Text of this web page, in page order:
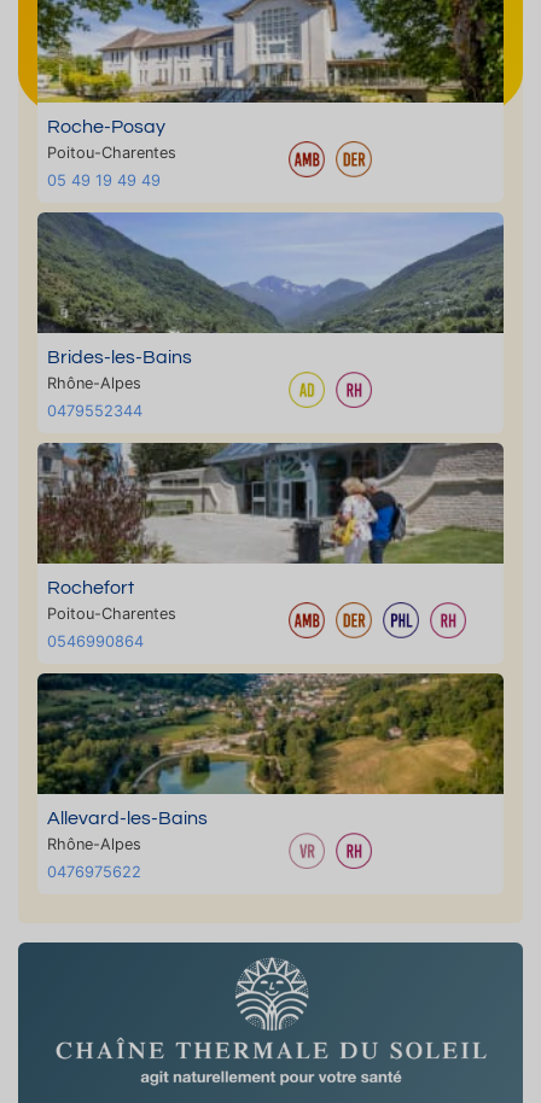
Roche-Posay
Poitou-Charentes
05 49 19 49 49
Brides-les-Bains
Rhône-Alpes
0479552344
Rochefort
Poitou-Charentes
0546990864
Allevard-les-Bains
Rhône-Alpes
0476975622